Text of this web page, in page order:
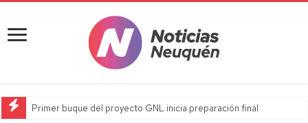
Primer buque del proyecto GNL inicia preparación final